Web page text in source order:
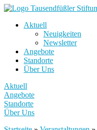
Aktuell
Neuigkeiten
Newsletter
Angebote
Standorte
Über Uns
Aktuell
Angebote
Standorte
Über Uns